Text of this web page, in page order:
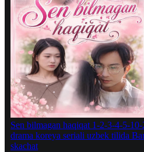
Sen bilmagan haqiqat 1-2-3-4-5-
drama koreya seriali uzbek tilida
skachat